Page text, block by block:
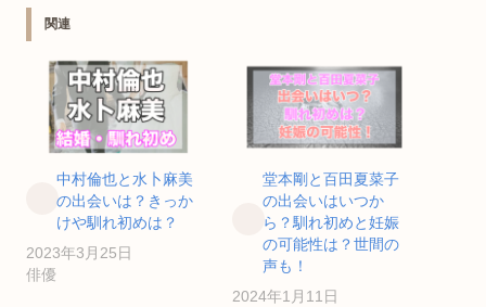
関連
中村倫也と水卜麻美
の出会いは？きっか
けや馴れ初めは？
2023年3月25日
俳優
堂本剛と百田夏菜子
の出会いはいつか
ら？馴れ初めと妊娠
の可能性は？世間の
声も！
2024年1月11日